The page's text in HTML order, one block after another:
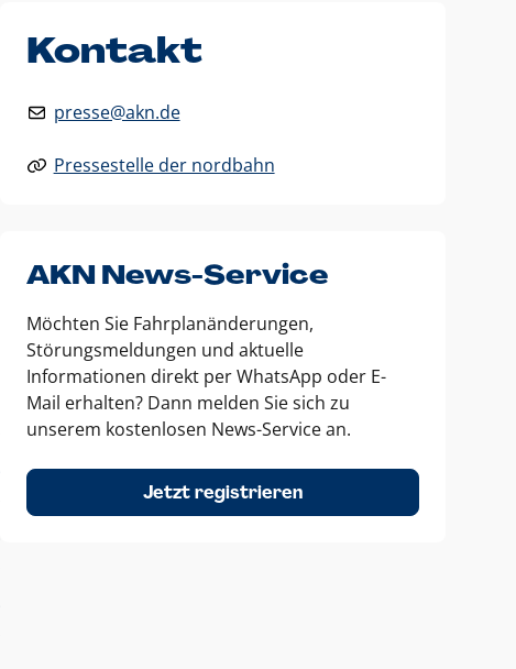
Kontakt
presse@akn.de
Pressestelle der nordbahn
AKN News-Service
Möchten Sie Fahrplanänderungen,
Störungsmeldungen und aktuelle
Informationen direkt per WhatsApp oder E-
Mail erhalten? Dann melden Sie sich zu
unserem kostenlosen News-Service an.
Jetzt registrieren